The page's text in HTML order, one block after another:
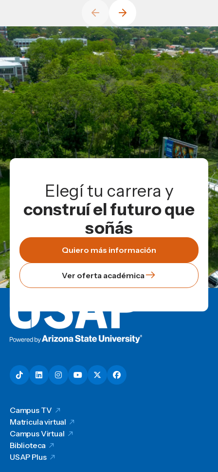
Elegí tu carrera y
construí el futuro que
soñás
Quiero más información
Ver oferta académica
Campus TV
Matricula virtual
Campus Virtual
Biblioteca
USAP Plus